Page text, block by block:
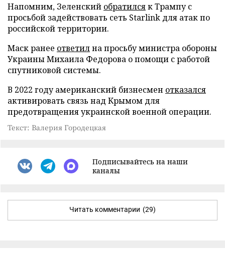
Напомним, Зеленский обратилсяк Трампу с
просьбой задействовать сеть Starlink для атак по
российской территории.
Маск ранее ответилна просьбу министра обороны
Украины Михаила Федорова о помощи с работой
спутниковой системы.
В 2022 году американский бизнесмен отказался
активировать связь над Крымом для
предотвращения украинской военной операции.
Текст: Валерия Городецкая
Подписывайтесь на наши
каналы
Читать комментарии (29)